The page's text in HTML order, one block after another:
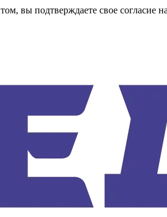
вы подтверждаете свое согласие